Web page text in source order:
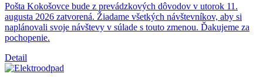
Pošta Kokošovce bude z prevádzkových dôvodov v utorok 11.
augusta 2026 zatvorená. Žiadame všetkých návštevníkov, aby si
naplánovali svoje návštevy v súlade s touto zmenou. Ďakujeme za
pochopenie.
Detail